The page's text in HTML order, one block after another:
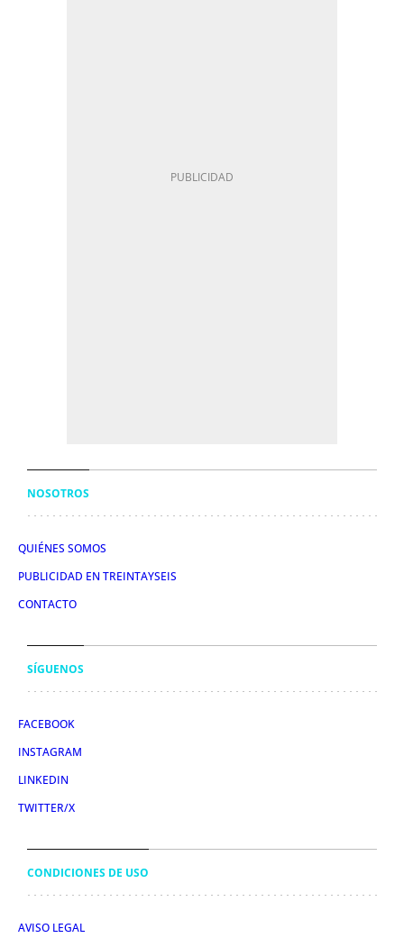
NOSOTROS
QUIÉNES SOMOS
PUBLICIDAD EN TREINTAYSEIS
CONTACTO
SÍGUENOS
FACEBOOK
INSTAGRAM
LINKEDIN
TWITTER/X
CONDICIONES DE USO
AVISO LEGAL